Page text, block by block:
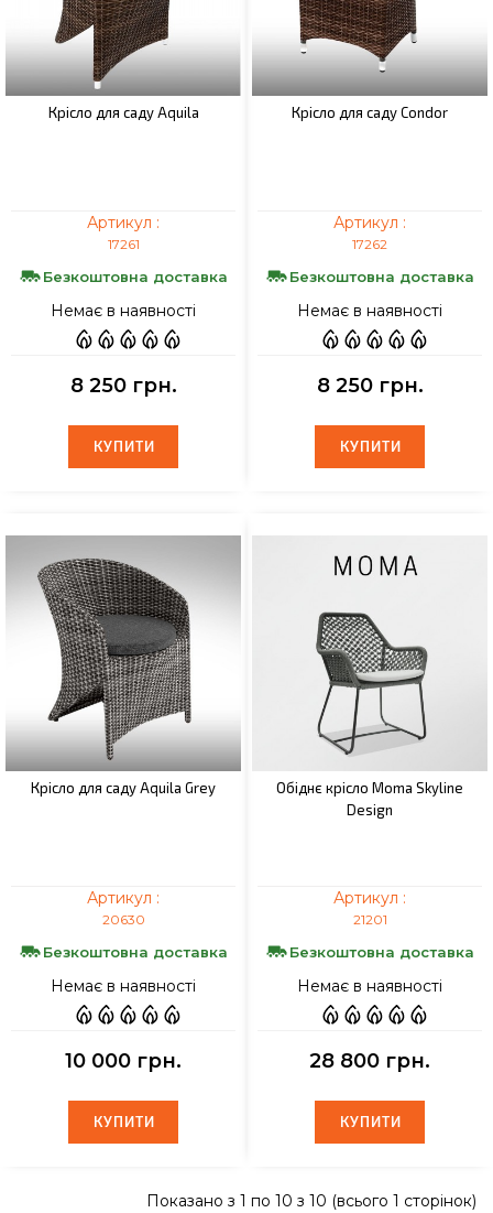
Крісло для саду Aquila
Артикул :
17261
Безкоштовна доставка
Немає в наявності
8 250 грн.
КУПИТИ
КУПИТИ
Крісло для саду Condor
Артикул :
17262
Безкоштовна доставка
Немає в наявності
8 250 грн.
КУПИТИ
КУПИТИ
Крісло для саду Aquila Grey
Артикул :
20630
Безкоштовна доставка
Немає в наявності
10 000 грн.
КУПИТИ
КУПИТИ
Обіднє крісло Moma Skyline
Design
Артикул :
21201
Безкоштовна доставка
Немає в наявності
28 800 грн.
КУПИТИ
КУПИТИ
Показано з 1 по 10 з 10 (всього 1 сторінок)